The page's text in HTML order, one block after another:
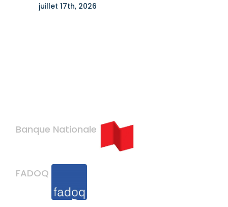
juillet 17th, 2026
Banque Nationale
FADOQ